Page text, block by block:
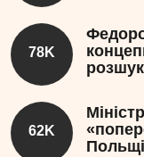
78K
62K
Польщі